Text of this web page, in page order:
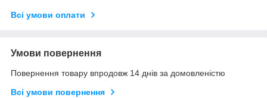
Всі умови оплати
Умови повернення
Повернення товару впродовж 14 днів за домовленістю
Всі умови повернення